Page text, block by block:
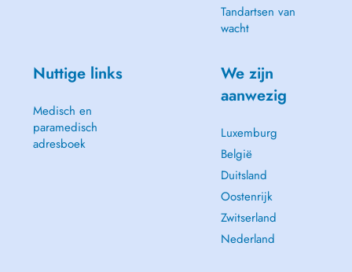
Tandartsen van
wacht
Nuttige links
Medisch en
paramedisch
adresboek
We zijn
aanwezig
Luxemburg
België
Duitsland
Oostenrijk
Zwitserland
Nederland